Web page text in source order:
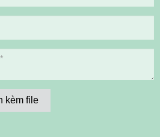
kèm file